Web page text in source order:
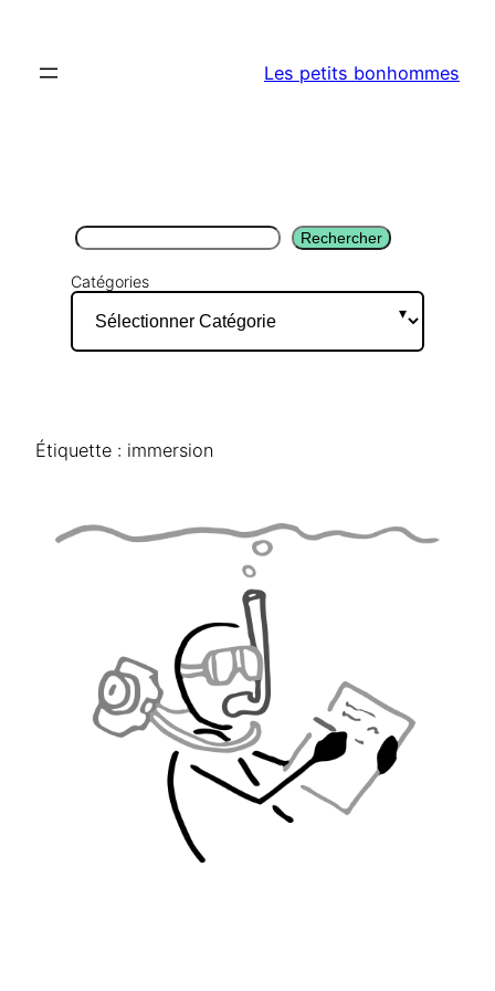
contenu
Les petits bonhommes
Rechercher Rechercher
Catégories
Étiquette : immersion